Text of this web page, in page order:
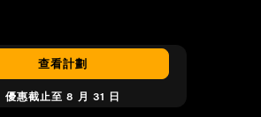
查看計劃
優惠截止至 8 月 31 日